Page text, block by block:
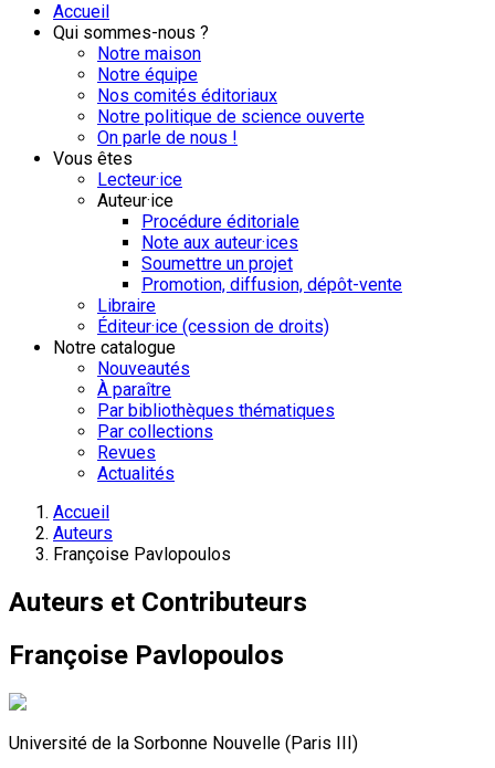
Accueil
Qui sommes-nous ?
Notre maison
Notre équipe
Nos comités éditoriaux
Notre politique de science ouverte
On parle de nous !
Vous êtes
Lecteur·ice
Auteur·ice
Procédure éditoriale
Note aux auteur·ices
Soumettre un projet
Promotion, diffusion, dépôt-vente
Libraire
Éditeur·ice (cession de droits)
Notre catalogue
Nouveautés
À paraître
Par bibliothèques thématiques
Par collections
Revues
Actualités
Accueil
Auteurs
Françoise Pavlopoulos
Auteurs et Contributeurs
Françoise Pavlopoulos
Université de la Sorbonne Nouvelle (Paris III)